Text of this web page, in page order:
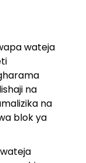
wateja
na
na
blok ya